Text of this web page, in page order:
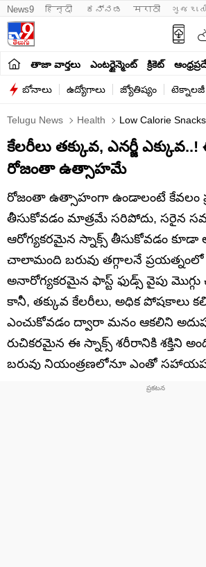
News9 हिन्दी ಕನ್ನಡ मराठी
తాజా వార్తలు ఎంటర్టైన్మెంట్ క్రికెట్
బోనాలు ఉద్యోగాలు జ్యోతిష్యం టెక్నాలజీ
Telugu News Health Low Calorie
కేలరీలు తక్కువ, ఎనర్జీ
రోజంతా ఉత్సాహమే
రోజంతా ఉత్సాహంగా ఉండాలంటే కేవలం
తీసుకోవడం మాత్రమే సరిపోదు, సరైన
ఆరోగ్యకరమైన స్నాక్స్ తీసుకోవడం కూడా
చాలామంది బరువు తగ్గాలనే ప్రయత్నంలో
అనారోగ్యకరమైన ఫాస్ట్ ఫుడ్స్ వైపు మొగ్గు
కానీ, తక్కువ కేలరీలు, అధిక పోషకాలు
ఎంచుకోవడం ద్వారా మనం ఆకలిని
రుచికరమైన ఈ స్నాక్స్ శరీరానికి శక్తిని
బరువు నియంత్రణలోనూ ఎంతో